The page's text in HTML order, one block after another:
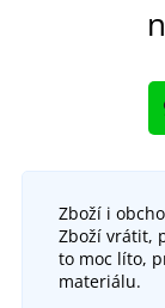
Zboží i
Zboží vrátit,
to moc líto,
materiálu.